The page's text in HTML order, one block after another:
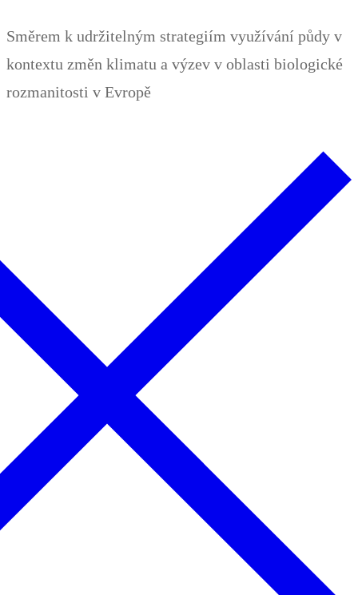
Inhalt
springen
Směrem k udržitelným strategiím využívání půdy v
kontextu změn klimatu a výzev v oblasti biologické
rozmanitosti v Evropě